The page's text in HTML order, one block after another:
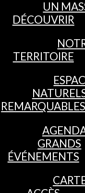
UN
DÉCOUVRIR
TERRITOIRE
REMARQUABLES
GRANDS
ÉVÉNEMENTS